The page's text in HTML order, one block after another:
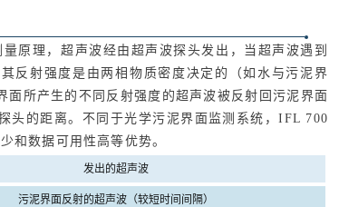
原理，超声波经由超声波探头发出，当超声波遇到
反射强度是由两相物质密度决定的（如水与污泥界
面所产生的不同反射强度的超声波被反射回污泥界面
头的距离。不同于光学污泥界面监测系统，IFL 700
和数据可用性高等优势。
发出的超声波
污泥界面反射的超声波（较短时间间隔）